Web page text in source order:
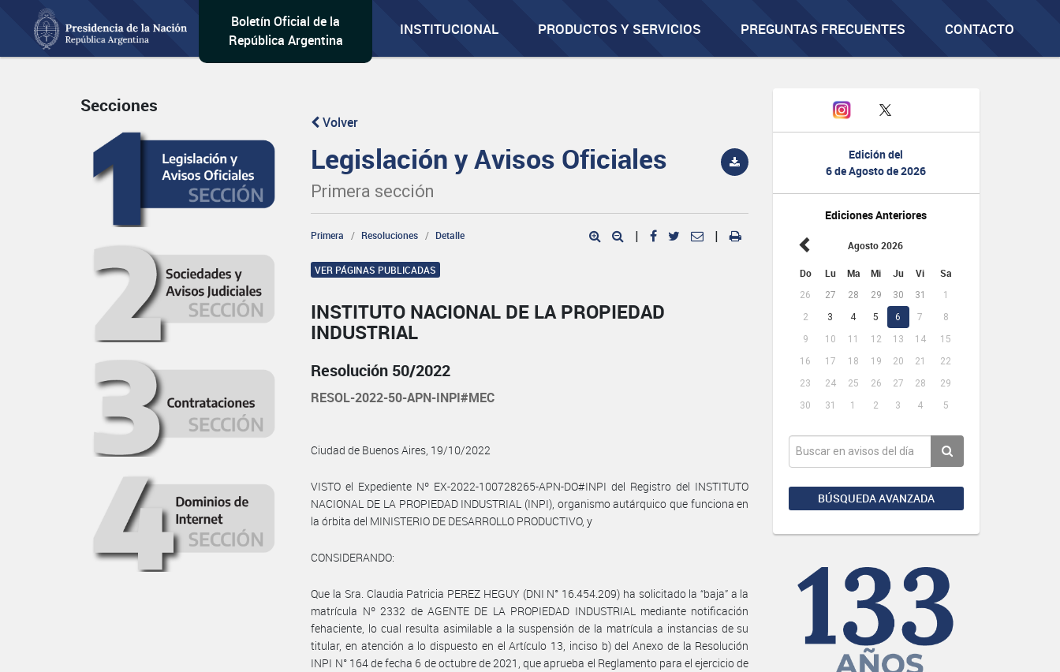
Boletín Oficial de la
República Argentina
INSTITUCIONAL PRODUCTOS Y SERVICIOS PREGUNTAS FRECUENTES CONTACTO
Edición del
6 de Agosto de 2026
Ediciones Anteriores
Agosto 2026
Do Lu Ma Mi Ju Vi Sa
26 27 28 29 30 31
1
2
3 4 5 6 7
8
9
10 11 12 13 14
15
16
17 18 19 20 21
22
23
24 25 26 27 28
29
30
31 1 2 3 4 5
BÚSQUEDA AVANZADA
Secciones
Volver
Legislación y Avisos Oficiales
Primera sección
Primera Resoluciones Detalle | |
VER PÁGINAS PUBLICADAS
INSTITUTO NACIONAL DE LA PROPIEDAD
INDUSTRIAL
Resolución 50/2022
RESOL-2022-50-APN-INPI#MEC
Ciudad de Buenos Aires, 19/10/2022
VISTO el Expediente Nº EX-2022-100728265-APN-DO#INPI del Registro del INSTITUTO
NACIONAL DE LA PROPIEDAD INDUSTRIAL (INPI), organismo autárquico que funciona en
la órbita del MINISTERIO DE DESARROLLO PRODUCTIVO, y
CONSIDERANDO:
Que la Sra. Claudia Patricia PEREZ HEGUY (DNI N° 16.454.209) ha solicitado la “baja” a la
matrícula Nº 2332 de AGENTE DE LA PROPIEDAD INDUSTRIAL mediante notificación
fehaciente, lo cual resulta asimilable a la suspensión de la matrícula a instancias de su
titular, en atención a lo dispuesto en el Artículo 13, inciso b) del Anexo de la Resolución
INPI N° 164 de fecha 6 de octubre de 2021, que aprueba el Reglamento para el ejercicio de